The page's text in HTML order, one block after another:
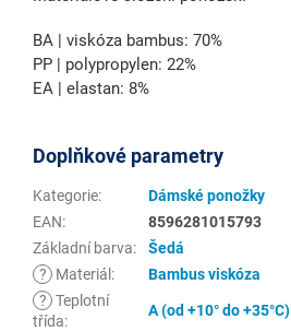
BA | viskóza bambus: 70%
PP | polypropylen: 22%
EA | elastan: 8%
Doplňkové parametry
Kategorie:
Dámské ponožky
EAN:
8596281015793
Základní barva:
Šedá
?
Materiál :
Bambus viskóza
? Teplotní
třída:
A (od +10° do +35°C)